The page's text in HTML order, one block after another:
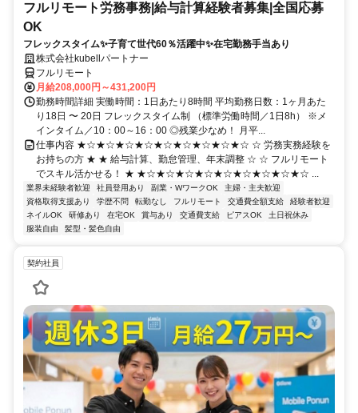
フルリモート労務事務|給与計算経験者募集|全国応募
OK
フレックスタイム✨子育て世代60％活躍中✨在宅勤務手当あり
株式会社kubellパートナー
フルリモート
月給208,000円～431,200円
勤務時間詳細 実働時間：1日あたり8時間 平均勤務日数：1ヶ月あた
り18日 〜 20日 フレックスタイム制 （標準労働時間／1日8h） ※メ
インタイム／10：00～16：00 ◎残業少なめ！ 月平...
仕事内容 ★☆★☆★☆★☆★☆★☆★☆★☆★☆ ☆ 労務実務経験を
お持ちの方 ★ ★ 給与計算、勤怠管理、年末調整 ☆ ☆ フルリモート
でスキル活かせる！ ★ ★☆★☆★☆★☆★☆★☆★☆★☆★☆ ...
業界未経験者歓迎 社員登用あり 副業・WワークOK
主婦・主夫歓迎
資格取得支援あり
学歴不問 転勤なし フルリモート 交通費全額支給
経験者歓迎
ネイルOK
研修あり 在宅OK 賞与あり 交通費支給 ピアスOK
土日祝休み
服装自由
髪型・髪色自由
契約社員